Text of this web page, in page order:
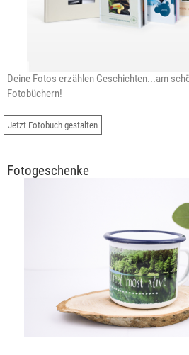
Deine Fotos erzählen Geschichten...am
Fotobüchern!
Jetzt Fotobuch gestalten
Fotogeschenke